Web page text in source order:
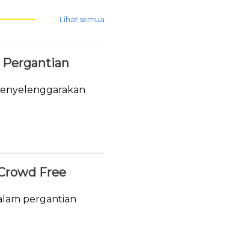
Lihat semua
Pergantian
Free
pergantian